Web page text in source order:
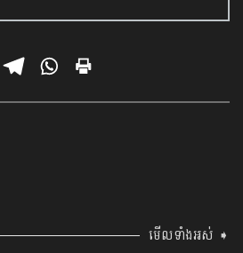
មើលទាំងអស់ ➧